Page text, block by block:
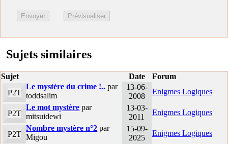
Sujets similaires
Sujet Date
Forum
P2T
Le mystère du crime !.. par
toddsalim
13-06-
2008
Enigmes Logiques
P2T
Le mot mystère par
mitsuidewi
13-03-
2011
Enigmes Logiques
P2T
Nombre mystère n°2 par
Migou
15-09-
2025
Enigmes Logiques